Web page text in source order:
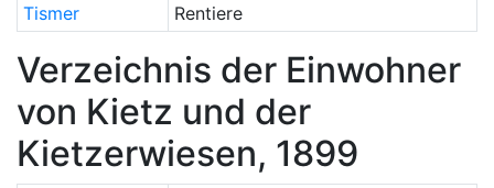
Tismer Rentiere
Verzeichnis der Einwohner
von Kietz und der
Kietzerwiesen, 1899